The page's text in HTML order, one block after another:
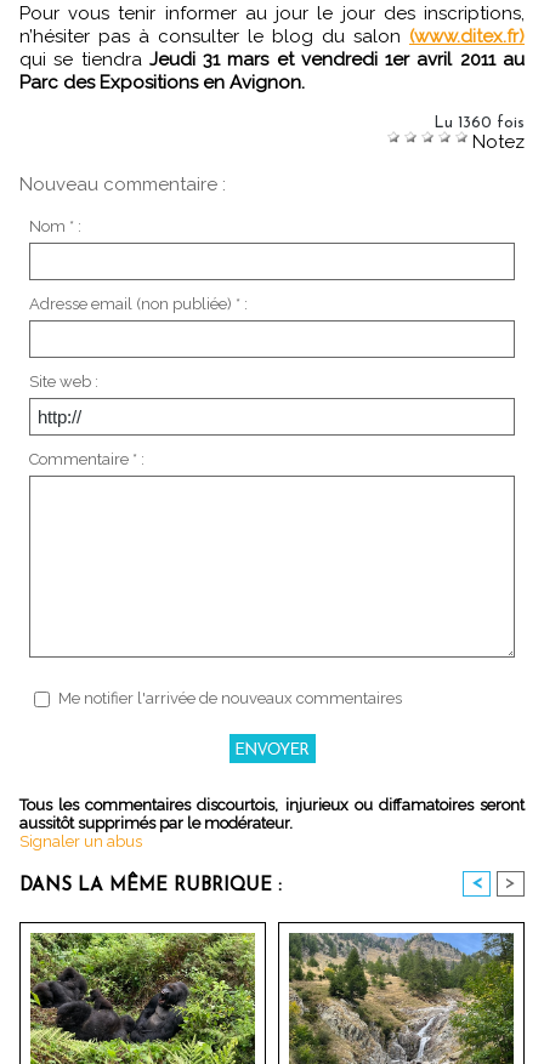
Pour vous tenir informer au jour le jour des inscriptions,
n’hésiter pas à consulter le blog du salon (www.ditex.fr)
qui se tiendra Jeudi 31 mars et vendredi 1er avril 2011 au
Parc des Expositions en Avignon.
Lu 1360 fois
Notez
Nouveau commentaire :
Nom * :
Adresse email (non publiée) * :
Site web :
Commentaire * :
Me notifier l'arrivée de nouveaux commentaires
Tous les commentaires discourtois, injurieux ou diffamatoires seront
aussitôt supprimés par le modérateur.
Signaler un abus
DANS LA MÊME RUBRIQUE : < >